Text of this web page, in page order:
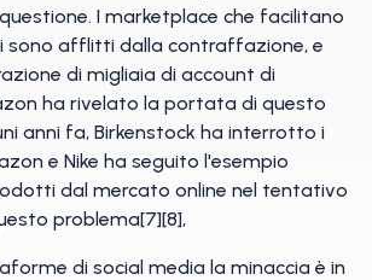
I marketplace che facilitano
sono afflitti dalla contraffazione, e
di migliaia di account di
ha rivelato la portata di questo
anni fa, Birkenstock ha interrotto i
e Nike ha seguito l'esempio
dal mercato online nel tentativo
problema[7][8],
di social media la minaccia è in